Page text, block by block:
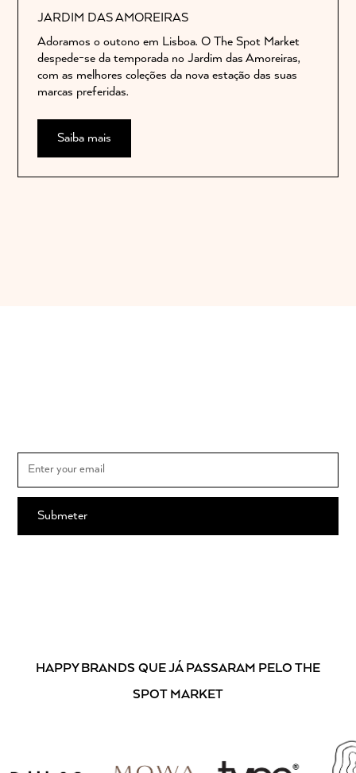
JARDIM DAS AMOREIRAS
Adoramos o outono em Lisboa. O The Spot Market
despede-se da temporada no Jardim das Amoreiras,
com as melhores coleções da nova estação das suas
marcas preferidas.
Saiba mais
HAPPY BRANDS QUE JÁ PASSARAM PELO THE
SPOT MARKET